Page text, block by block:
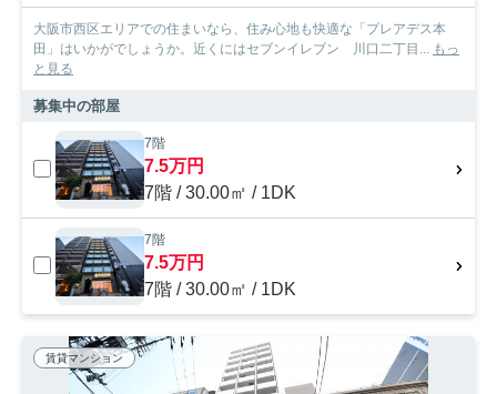
大阪市西区エリアでの住まいなら、住み心地も快適な「プレアデス本
田」はいかがでしょうか。近くにはセブンイレブン 川口二丁目... もっ
と見る
募集中の部屋
7階
7.5万円
7階 / 30.00㎡ / 1DK
7階
7.5万円
7階 / 30.00㎡ / 1DK
賃貸マンション